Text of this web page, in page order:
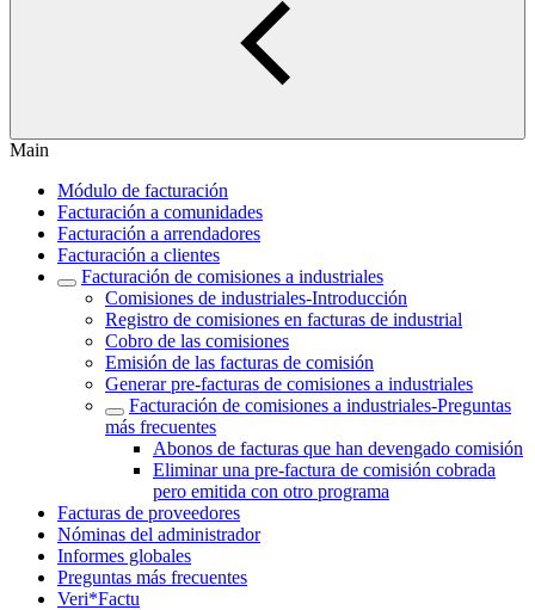
Main
Módulo de facturación
Facturación a comunidades
Facturación a arrendadores
Facturación a clientes
Facturación de comisiones a industriales
Comisiones de industriales-Introducción
Registro de comisiones en facturas de industrial
Cobro de las comisiones
Emisión de las facturas de comisión
Generar pre-facturas de comisiones a industriales
Facturación de comisiones a industriales-Preguntas
más frecuentes
Abonos de facturas que han devengado comisión
Eliminar una pre-factura de comisión cobrada
pero emitida con otro programa
Facturas de proveedores
Nóminas del administrador
Informes globales
Preguntas más frecuentes
Veri*Factu